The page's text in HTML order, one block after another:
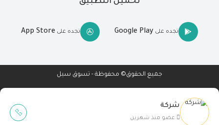
شركة
عضو منذ شهرين
تجده على Google Play تجده على App Store
جميع الحقوق© محفوظة - تسوق سيل